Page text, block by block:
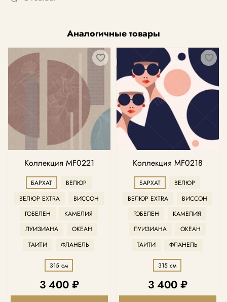
Аналогичные товары
Коллекция MF0221
БАРХАТ
ВЕЛЮР
ВЕЛЮР EXTRA
ВИССОН
ГОБЕЛЕН
КАМЕЛИЯ
ЛУИЗИАНА
ОКЕАН
ТАИТИ
ФЛАНЕЛЬ
315 см
3 400 ₽
Коллекция MF0218
БАРХАТ
ВЕЛЮР
ВЕЛЮР EXTRA
ВИССОН
ГОБЕЛЕН
КАМЕЛИЯ
ЛУИЗИАНА
ОКЕАН
ТАИТИ
ФЛАНЕЛЬ
315 см
3 400 ₽